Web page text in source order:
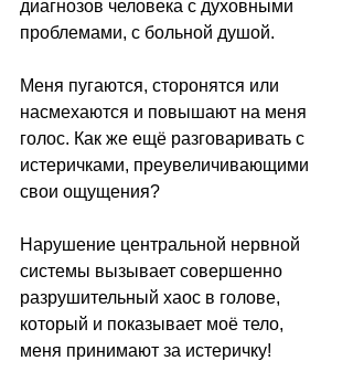
диагнозов человека с духовными
проблемами, с больной душой.
Меня пугаются, сторонятся или
насмехаются и повышают на меня
голос. Как же ещё разговаривать с
истеричками, преувеличивающими
свои ощущения?
Нарушение центральной нервной
системы вызывает совершенно
разрушительный хаос в голове,
который и показывает моё тело,
меня принимают за истеричку!